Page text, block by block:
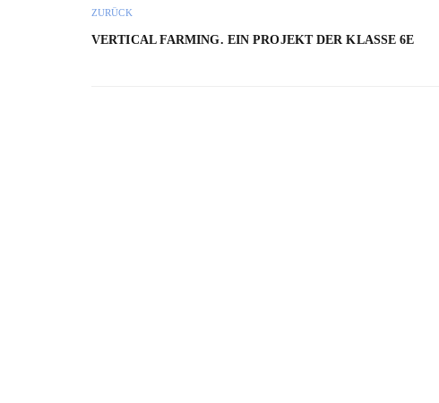
ZURÜCK
VERTICAL FARMING. EIN PROJEKT DER KLASSE 6E